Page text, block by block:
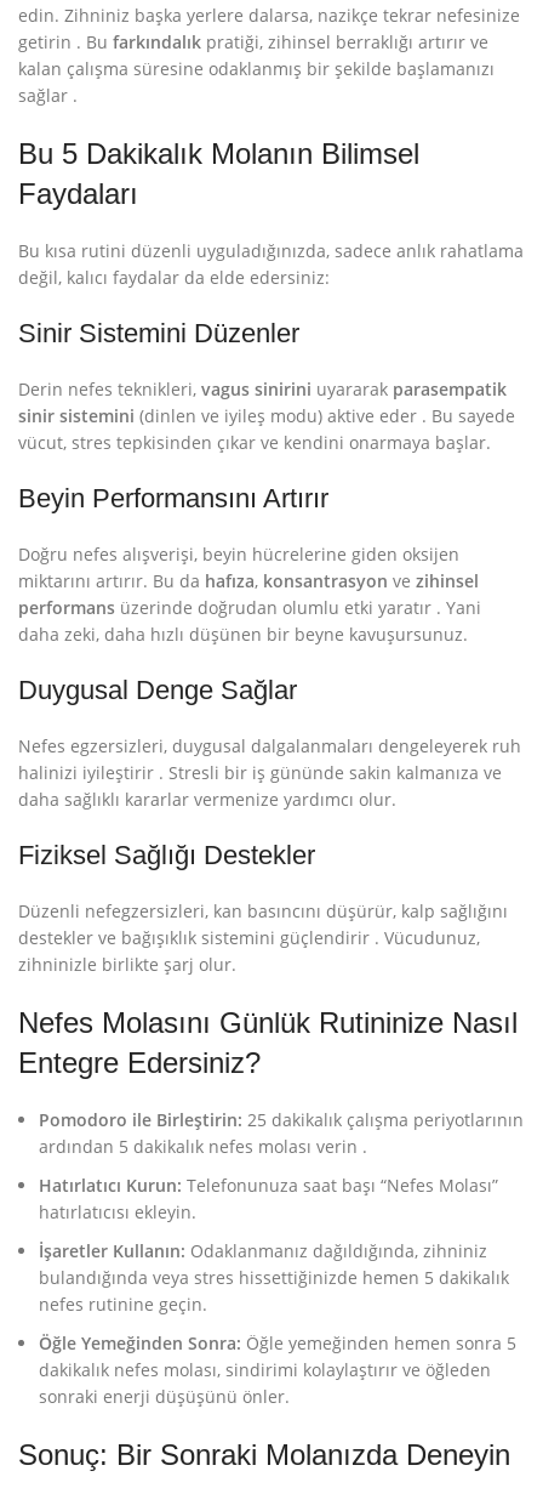
edin. Zihniniz başka yerlere dalarsa, nazikçe tekrar nefesinize
getirin . Bu farkındalık pratiği, zihinsel berraklığı artırır ve
kalan çalışma süresine odaklanmış bir şekilde başlamanızı
sağlar .
Bu 5 Dakikalık Molanın Bilimsel
Faydaları
Bu kısa rutini düzenli uyguladığınızda, sadece anlık rahatlama
değil, kalıcı faydalar da elde edersiniz:
Sinir Sistemini Düzenler
Derin nefes teknikleri, vagus sinirini uyararak parasempatik
sinir sistemini (dinlen ve iyileş modu) aktive eder . Bu sayede
vücut, stres tepkisinden çıkar ve kendini onarmaya başlar.
Beyin Performansını Artırır
Doğru nefes alışverişi, beyin hücrelerine giden oksijen
miktarını artırır. Bu da hafıza, konsantrasyon ve zihinsel
performans üzerinde doğrudan olumlu etki yaratır . Yani
daha zeki, daha hızlı düşünen bir beyne kavuşursunuz.
Duygusal Denge Sağlar
Nefes egzersizleri, duygusal dalgalanmaları dengeleyerek ruh
halinizi iyileştirir . Stresli bir iş gününde sakin kalmanıza ve
daha sağlıklı kararlar vermenize yardımcı olur.
Fiziksel Sağlığı Destekler
Düzenli nefegzersizleri, kan basıncını düşürür, kalp sağlığını
destekler ve bağışıklık sistemini güçlendirir . Vücudunuz,
zihninizle birlikte şarj olur.
Nefes Molasını Günlük Rutininize Nasıl
Entegre Edersiniz?
Pomodoro ile Birleştirin: 25 dakikalık çalışma periyotlarının
ardından 5 dakikalık nefes molası verin .
Hatırlatıcı Kurun: Telefonunuza saat başı “Nefes Molası”
hatırlatıcısı ekleyin.
İşaretler Kullanın: Odaklanmanız dağıldığında, zihniniz
bulandığında veya stres hissettiğinizde hemen 5 dakikalık
nefes rutinine geçin.
Öğle Yemeğinden Sonra: Öğle yemeğinden hemen sonra 5
dakikalık nefes molası, sindirimi kolaylaştırır ve öğleden
sonraki enerji düşüşünü önler.
Sonuç: Bir Sonraki Molanızda Deneyin